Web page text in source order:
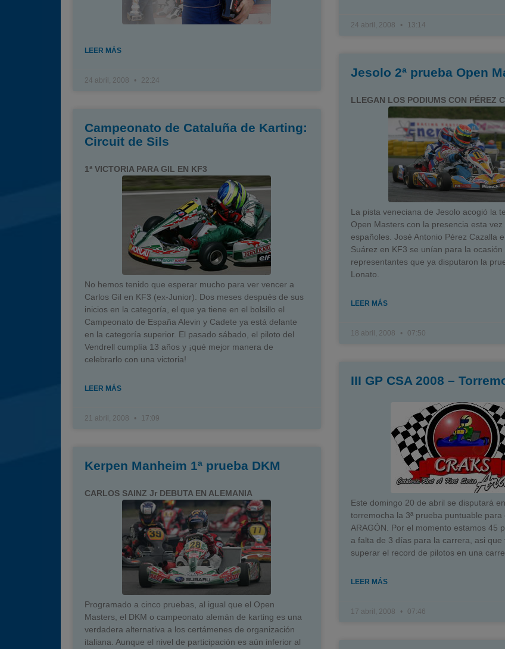
LEER MÁS
24 abril, 2008 22:24
24 abril, 2008 13:14
Campeonato de Cataluña de Karting:
Circuit de Sils
1ª VICTORIA PARA GIL EN KF3
No hemos tenido que esperar mucho para ver vencer a
Carlos Gil en KF3 (ex-Junior). Dos meses después de sus
inicios en la categoría, el que ya tiene en el bolsillo el
Campeonato de España Alevin y Cadete ya está delante
en la categoría superior. El pasado sábado, el piloto del
Vendrell cumplía 13 años y ¡qué mejor manera de
celebrarlo con una victoria!
LEER MÁS
21 abril, 2008 17:09
Jesolo 2ª prueba Open
LLEGAN LOS PODIUMS CON PÉREZ
La pista veneciana de Jesolo acogió la
Open Masters con la presencia esta
españoles. José Antonio Pérez Cazalla
Suárez en KF3 se unían para la
representantes que ya disputaron la
Lonato.
LEER MÁS
18 abril, 2008 07:50
Kerpen Manheim 1ª prueba DKM
CARLOS SAINZ Jr DEBUTA EN ALEMANIA
Programado a cinco pruebas, al igual que el Open
Masters, el DKM o campeonato alemán de karting es una
verdadera alternativa a los certámenes de organización
italiana. Aunque el nivel de participación es aún inferior al
III GP CSA 2008 –
Este domingo 20 de abril se disputará
torremocha la 3ª prueba puntuable para
ARAGÓN. Por el momento estamos 45
a falta de 3 días para la carrera, asi que
superar el record de pilotos en una
LEER MÁS
17 abril, 2008 07:46